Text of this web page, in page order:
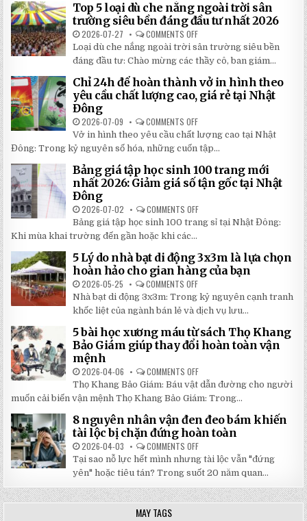
ĐỘNG
QUAY
TAY
TIẾT
2026:
5
BÍ
MẬT
GIÚP
BẠN
TIẾT
KHI
LẮP
ĐẶT
Top 5 loại dù che nắng ngoài trời sân
trường siêu bền đáng đầu tư nhất 2026
2026-07-27 COMMENTS OFF
TOP
5
LOẠI
DÙ
CHE
NẮNG
NGOÀI
TRỜI
BỀN
ĐÁNG
ĐẦU
NHẤT
2026
Loại dù che nắng ngoài trời sân trường siêu bền
đáng đầu tư: Chào mừng các thầy cô, ban giám...
Chỉ 24h để hoàn thành vở in hình theo
yêu cầu chất lượng cao, giá rẻ tại Nhật
Đông
2026-07-09 COMMENTS OFF
CHỈ
24H
ĐỂ
HOÀN
VỞ
IN
HÌNH
YÊU
CHẤT
LƯỢNG
RẺ
TẠI
NHẬT
ĐÔNG
Vở in hình theo yêu cầu chất lượng cao tại Nhật
Đông: Trong kỷ nguyên số hóa, những cuốn tập...
Bảng giá tập học sinh 100 trang mới
nhất 2026: Giảm giá số tận gốc tại Nhật
Đông
2026-07-02 COMMENTS OFF
BẢNG
GIÁ
100
TRANG
MỚI
2026:
GIẢM
GIÁ
SỐ
TẬN
GỐC
TẠI
NHẬT
Bảng giá tập học sinh 100 trang sỉ tại Nhật Đông:
Khi mùa khai trường đến gần hoặc khi các...
5 Lý do nhà bạt di động 3x3m là lựa chọn
hoàn hảo cho gian hàng của bạn
2026-05-25 COMMENTS OFF
5
LÝ
DO
NHÀ
BẠT
DI
ĐỘNG
3X3M
LỰA
HOÀN
HẢO
CHO
HÀNG
CỦA
BẠN
Nhà bạt di động 3x3m: Trong kỷ nguyên cạnh tranh
khốc liệt của ngành bán lẻ và dịch vụ lưu...
5 bài học xương máu từ sách Thọ Khang
Bảo Giám giúp thay đổi hoàn toàn vận
mệnh
2026-04-06 COMMENTS OFF
5
BÀI
HỌC
XƯƠNG
MÁU
TỪ
SÁCH
THỌ
BẢO
GIÁM
GIÚP
THAY
ĐỔI
HOÀN
TOÀN
Thọ Khang Bảo Giám: Báu vật dẫn đường cho người
muốn cải biến vận mệnh Thọ Khang Bảo Giám: Trong...
8 nguyên nhân vận đen đeo bám khiến
tài lộc bị chặn đứng hoàn toàn
2026-04-03 COMMENTS OFF
NGUYÊN
NHÂN
VẬN
ĐEN
ĐEO
BÁM
Tại sao nỗ lực hết mình nhưng tài lộc vẫn "đứng
yên" hoặc tiêu tán? Trong suốt 20 năm quan...
MAY TAGS